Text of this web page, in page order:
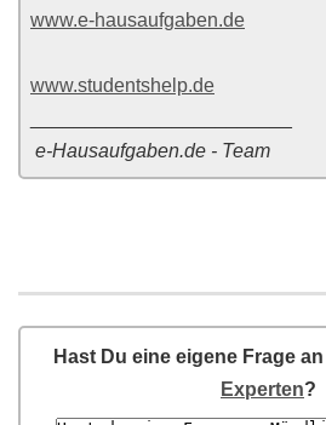
www.e-hausaufgaben.de
www.studentshelp.de
e-Hausaufgaben.de - Team
Hast Du eine eigene Frage
Experten?